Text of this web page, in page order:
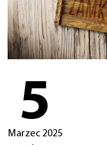
5
Marzec 2025